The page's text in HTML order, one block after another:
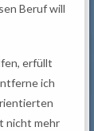
Beruf will
erfüllt
ich
nicht mehr